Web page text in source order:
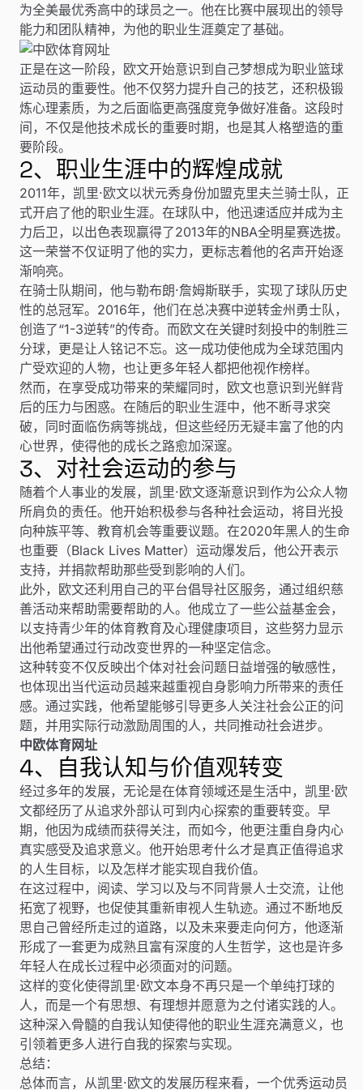
为全美最优秀高中的球员之一。他在比赛中展现出的领导
能力和团队精神，为他的职业生涯奠定了基础。
正是在这一阶段，欧文开始意识到自己梦想成为职业篮球
运动员的重要性。他不仅努力提升自己的技艺，还积极锻
炼心理素质，为之后面临更高强度竞争做好准备。这段时
间，不仅是他技术成长的重要时期，也是其人格塑造的重
要阶段。
2、职业生涯中的辉煌成就
2011年，凯里·欧文以状元秀身份加盟克里夫兰骑士队，正
式开启了他的职业生涯。在球队中，他迅速适应并成为主
力后卫，以出色表现赢得了2013年的NBA全明星赛选拔。
这一荣誉不仅证明了他的实力，更标志着他的名声开始逐
渐响亮。
在骑士队期间，他与勒布朗·詹姆斯联手，实现了球队历史
性的总冠军。2016年，他们在总决赛中逆转金州勇士队，
创造了“1-3逆转”的传奇。而欧文在关键时刻投中的制胜三
分球，更是让人铭记不忘。这一成功使他成为全球范围内
广受欢迎的人物，也让更多年轻人都把他视作榜样。
然而，在享受成功带来的荣耀同时，欧文也意识到光鲜背
后的压力与困惑。在随后的职业生涯中，他不断寻求突
破，同时面临伤病等挑战，但这些经历无疑丰富了他的内
心世界，使得他的成长之路愈加深邃。
3、对社会运动的参与
随着个人事业的发展，凯里·欧文逐渐意识到作为公众人物
所肩负的责任。他开始积极参与各种社会运动，将目光投
向种族平等、教育机会等重要议题。在2020年黑人的生命
也重要（Black Lives Matter）运动爆发后，他公开表示
支持，并捐款帮助那些受到影响的人们。
此外，欧文还利用自己的平台倡导社区服务，通过组织慈
善活动来帮助需要帮助的人。他成立了一些公益基金会，
以支持青少年的体育教育及心理健康项目，这些努力显示
出他希望通过行动改变世界的一种坚定信念。
这种转变不仅反映出个体对社会问题日益增强的敏感性，
也体现出当代运动员越来越重视自身影响力所带来的责任
感。通过实践，他希望能够引导更多人关注社会公正的问
题，并用实际行动激励周围的人，共同推动社会进步。
中欧体育网址
4、自我认知与价值观转变
经过多年的发展，无论是在体育领域还是生活中，凯里·欧
文都经历了从追求外部认可到内心探索的重要转变。早
期，他因为成绩而获得关注，而如今，他更注重自身内心
真实感受及追求意义。他开始思考什么才是真正值得追求
的人生目标，以及怎样才能实现自我价值。
在这过程中，阅读、学习以及与不同背景人士交流，让他
拓宽了视野，也促使其重新审视人生轨迹。通过不断地反
思自己曾经所走过的道路，以及未来要走向何方，他逐渐
形成了一套更为成熟且富有深度的人生哲学，这也是许多
年轻人在成长过程中必须面对的问题。
这样的变化使得凯里·欧文本身不再只是一个单纯打球的
人，而是一个有思想、有理想并愿意为之付诸实践的人。
这种深入骨髓的自我认知使得他的职业生涯充满意义，也
引领着更多人进行自我的探索与实现。
总结：
总体而言，从凯里·欧文的发展历程来看，一个优秀运动员